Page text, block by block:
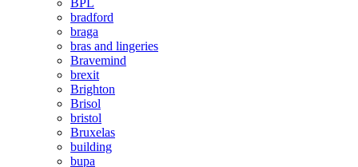
bradford
braga
bras and lingeries
Bravemind
brexit
Brighton
Brisol
bristol
Bruxelas
building
bupa